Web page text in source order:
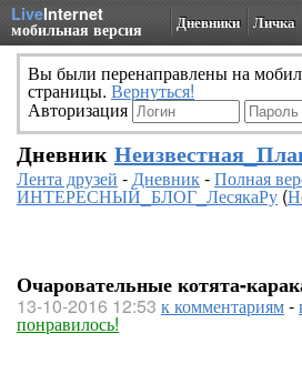
LiveInternet
мобильная версия Дневники Личка
Вы были перенаправлены на
страницы. Вернуться!
Авторизация
Дневник
Лента друзей -Дневник-Полная
ИНТЕРЕСНЫЙ_БЛОГ_ЛесякаРу(
Очаровательные котята-
13-10-2016 12:53 к комментариям-
понравилось!